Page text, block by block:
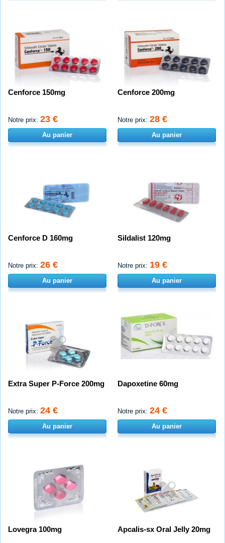
Cenforce 150mg
Notre prix: 23 €
Au panier
Cenforce 200mg
Notre prix: 28 €
Au panier
Cenforce D 160mg
Notre prix: 26 €
Au panier
Sildalist 120mg
Notre prix: 19 €
Au panier
Extra Super P-Force 200mg
Notre prix: 24 €
Au panier
Dapoxetine 60mg
Notre prix: 24 €
Au panier
Lovegra 100mg Apcalis-sx Oral Jelly 20mg